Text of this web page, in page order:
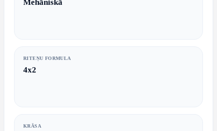
Mehāniskā
RITEŅU FORMULA
4x2
KRĀSA